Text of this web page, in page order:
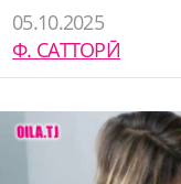
05.10.2025
Ф. САТТОРӢ